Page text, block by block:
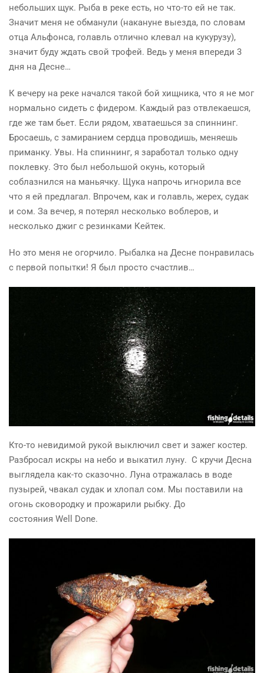
небольших щук. Рыба в реке есть, но что-то ей не так.
Значит меня не обманули (накануне выезда, по словам
отца Альфонса, голавль отлично клевал на кукурузу),
значит буду ждать свой трофей. Ведь у меня впереди 3
дня на Десне…
К вечеру на реке начался такой бой хищника, что я не мог
нормально сидеть с фидером. Каждый раз отвлекаешся,
где же там бьет. Если рядом, хватаешься за спиннинг.
Бросаешь, с замиранием сердца проводишь, меняешь
приманку. Увы. На спиннинг, я заработал только одну
поклевку. Это был небольшой окунь, который
соблазнился на маньячку. Щука напрочь игнорила все
что я ей предлагал. Впрочем, как и голавль, жерех, судак
и сом. За вечер, я потерял несколько воблеров, и
несколько джиг с резинками Кейтек.
Но это меня не огорчило. Рыбалка на Десне понравилась
с первой попытки! Я был просто счастлив…
Кто-то невидимой рукой выключил свет и зажег костер.
Разбросал искры на небо и выкатил луну. С кручи Десна
выглядела как-то сказочно. Луна отражалась в воде
пузырей, чвакал судак и хлопал сом. Мы поставили на
огонь сковородку и прожарили рыбку. До
состояния Well Done.